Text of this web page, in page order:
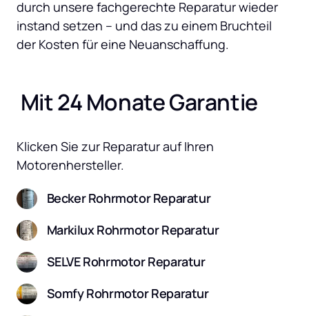
durch unsere fachgerechte Reparatur wieder
instand setzen – und das zu einem Bruchteil
der Kosten für eine Neuanschaffung.
Mit 24 Monate Garantie
Klicken Sie zur Reparatur auf Ihren
Motorenhersteller.
Becker Rohrmotor Reparatur
Markilux Rohrmotor Reparatur
SELVE Rohrmotor Reparatur
Somfy Rohrmotor Reparatur